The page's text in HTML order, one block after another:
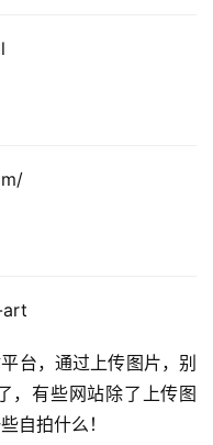
art
台，通过上传图片，别
，有些网站除了上传图
自拍什么！